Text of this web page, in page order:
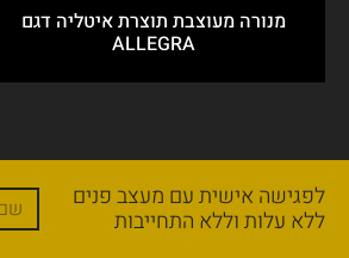
מנורה מעוצבת תוצרת איטליה דגם
ALLEGRA
לפגישה אישית עם מעצב פנים
ללא עלות וללא התחייבות